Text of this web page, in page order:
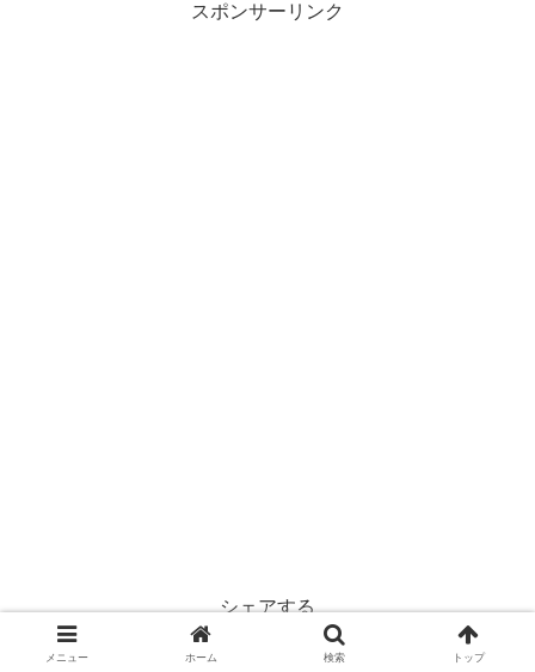
スポンサーリンク
シェアする
メニュー ホーム 検索 トップ